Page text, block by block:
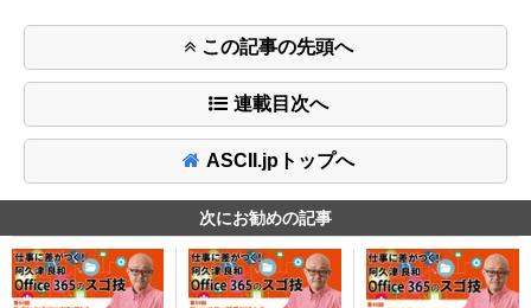
この記事の先頭へ
連載目次へ
ASCII.jpトップへ
次にお勧めの記事